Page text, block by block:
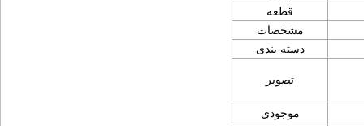
قطعه
مشخصات
دسته بندی
تصویر
موجودی